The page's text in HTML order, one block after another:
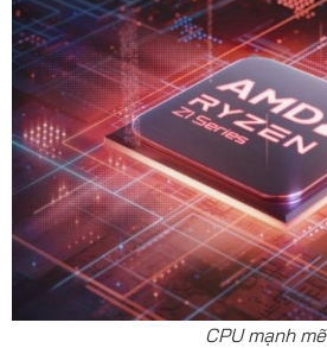
CPU mạnh mẽ